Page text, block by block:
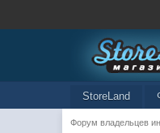
StoreLand
Форум владельцев